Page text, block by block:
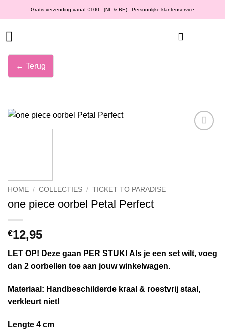
naar
inhoud
Gratis verzending vanaf €100,- (NL & BE) - Persoonlijke klantenservice
← Terug
HOME / COLLECTIES / TICKET TO PARADISE
one piece oorbel Petal Perfect
€12,95
LET OP! Deze gaan PER STUK! Als je een set wilt, voeg
dan 2 oorbellen toe aan jouw winkelwagen.
Materiaal: Handbeschilderde kraal & roestvrij staal,
verkleurt niet!
Lengte 4 cm